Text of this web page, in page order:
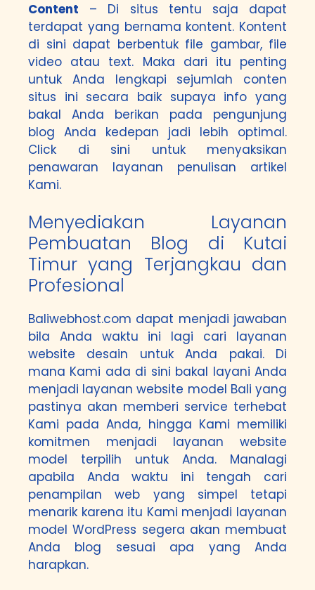
Content – Di situs tentu saja dapat
terdapat yang bernama kontent. Kontent
di sini dapat berbentuk file gambar, file
video atau text. Maka dari itu penting
untuk Anda lengkapi sejumlah conten
situs ini secara baik supaya info yang
bakal Anda berikan pada pengunjung
blog Anda kedepan jadi lebih optimal.
Click di sini untuk menyaksikan
penawaran layanan penulisan artikel
Kami.
Menyediakan Layanan
Pembuatan Blog di Kutai
Timur yang Terjangkau dan
Profesional
Baliwebhost.com dapat menjadi jawaban
bila Anda waktu ini lagi cari layanan
website desain untuk Anda pakai. Di
mana Kami ada di sini bakal layani Anda
menjadi layanan website model Bali yang
pastinya akan memberi service terhebat
Kami pada Anda, hingga Kami memiliki
komitmen menjadi layanan website
model terpilih untuk Anda. Manalagi
apabila Anda waktu ini tengah cari
penampilan web yang simpel tetapi
menarik karena itu Kami menjadi layanan
model WordPress segera akan membuat
Anda blog sesuai apa yang Anda
harapkan.